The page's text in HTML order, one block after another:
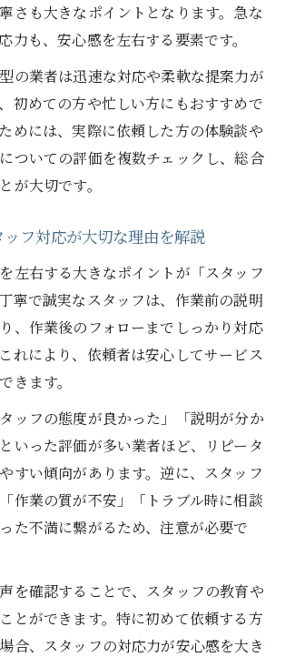
さも大きなポイントとなります。急な
力も、安心感を左右する要素です。
の業者は迅速な対応や柔軟な提案力が
初めての方や忙しい方にもおすすめで
めには、実際に依頼した方の体験談や
ついての評価を複数チェックし、総合
が大切です。
フ対応が大切な理由を解説
左右する大きなポイントが「スタッフ
寧で誠実なスタッフは、作業前の説明
、作業後のフォローまでしっかり対応
れにより、依頼者は安心してサービス
きます。
ッフの態度が良かった」「説明が分か
いった評価が多い業者ほど、リピータ
すい傾向があります。逆に、スタッフ
作業の質が不安」「トラブル時に相談
た不満に繋がるため、注意が必要で
を確認することで、スタッフの教育や
とができます。特に初めて依頼する方
合、スタッフの対応力が安心感を大き